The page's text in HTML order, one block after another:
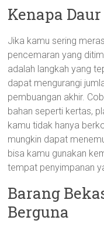
Kenapa
Jika kamu sering
pencemaran yang
adalah langkah yang
dapat mengurangi
pembuangan akhir.
bahan seperti kertas,
kamu tidak hanya
mungkin dapat
bisa kamu gunakan
tempat penyimpanan
Barang
Berguna